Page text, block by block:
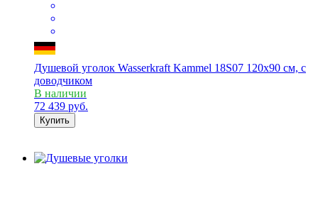
Душевой уголок Wasserkraft Kammel 18S07 120x90 см, с
доводчиком
В наличии
72 439 руб.
Купить